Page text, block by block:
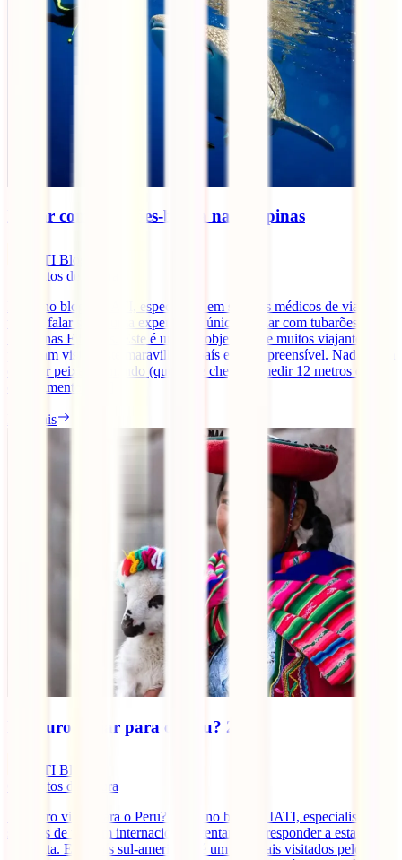
Nadar com tubarões-baleia nas Filipinas
IATI Blog
minutos de leitura
Hoje, no blog da IATI, especialista em seguros médicos de viagem,
vamos falar sobre uma experiência única: Nadar com tubarões-
baleia nas Filipinas. Este é um dos objetivos de muitos viajantes que
planeiam visitar este maravilhoso país e é compreensível. Nadar com
o maior peixe do mundo (que pode chegar a medir 12 metros de
comprimento!) [...]
Ler mais
É seguro viajar para o Peru? 2025
IATI Blog
minutos de leitura
É seguro viajar para o Peru? Hoje, no blog da IATI, especialistas em
seguros de viagem internacionais, tentaremos responder a esta
pergunta. Este país sul-americano é um dos mais visitados pelos